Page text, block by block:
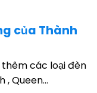
của Thành
các loại đèn
, Queen…